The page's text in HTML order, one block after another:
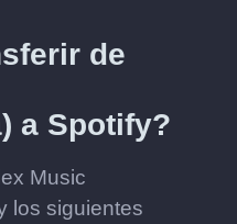
de
a Spotify?
Music
los siguientes